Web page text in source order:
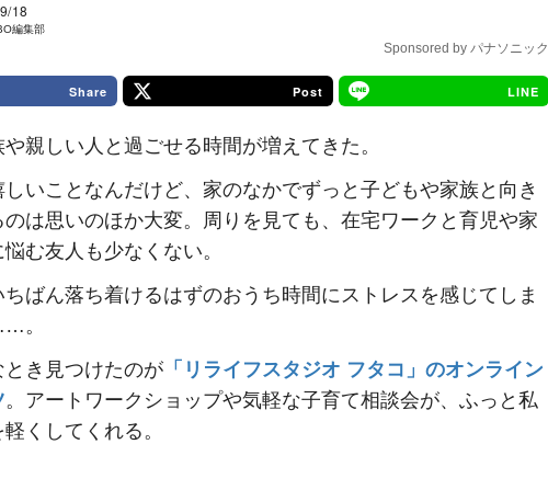
18
編集部
Sponsored by パナソニック
Share Post LINE
親しい人と過ごせる時間が増えてきた。
しいことなんだけど、家のなかでずっと子どもや家族と向き
は思いのほか大変。周りを見ても、在宅ワークと育児や家
む友人も少なくない。
ちばん落ち着けるはずのおうち時間にストレスを感じてしま
。
とき見つけたのが 「リライフスタジオ フタコ」のオンライン
。アートワークショップや気軽な子育て相談会が、ふっと私
くしてくれる。